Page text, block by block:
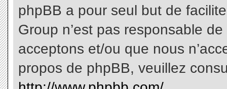
phpBB a pour seul but de
Group n’est pas responsable
acceptons et/ou que nous
propos de phpBB, veuillez